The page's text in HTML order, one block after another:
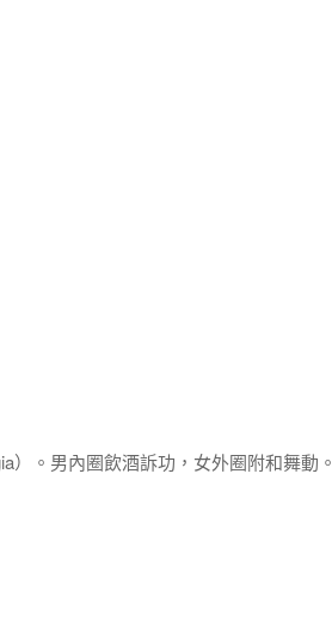
）。男內圈飲酒訴功，女外圈附和舞動。